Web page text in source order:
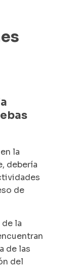
la
debería
de
la
de las
del